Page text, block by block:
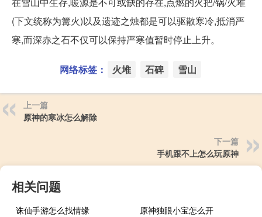
(下文统称为篝火)以及遗迹之烛都是可以驱散寒冷,抵消严
寒,而深赤之石不仅可以保持严寒值暂时停止上升。
网络标签： 火堆 石碑 雪山
上一篇
原神的寒冰怎么解除
下一篇
手机跟不上怎么玩原神
相关问题
诛仙手游怎么找情缘
原神独眼小宝怎么开